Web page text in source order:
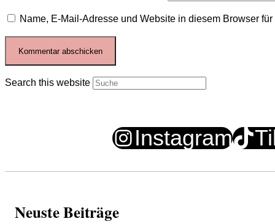
Name, E-Mail-Adresse und Website in diesem Browser
Search this website
Instagram
Neuste Beiträge